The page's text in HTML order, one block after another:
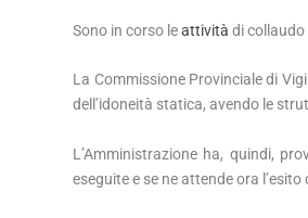
Sono in corso leattività di collaudo
La Commissione Provinciale di
dell’idoneità statica, avendo le
L’Amministrazione ha, quindi,
eseguite e se ne attende ora